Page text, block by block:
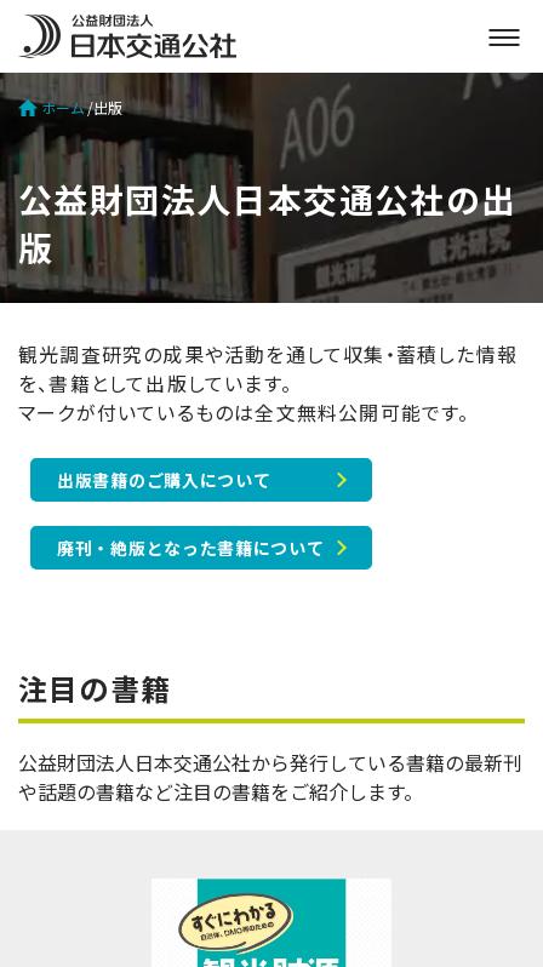
メ
ニ
ュ
開
く
ホーム 出版
公益財団法人日本交通公社の出
版
観光調査研究の成果や活動を通して収集・蓄積した情報
を、書籍として出版しています。
マークが付いているものは全文無料公開可能です。
出版書籍のご購入について
廃刊・絶版となった書籍について
注目の書籍
公益財団法人日本交通公社から発行している書籍の最新刊
や話題の書籍など注目の書籍をご紹介します。